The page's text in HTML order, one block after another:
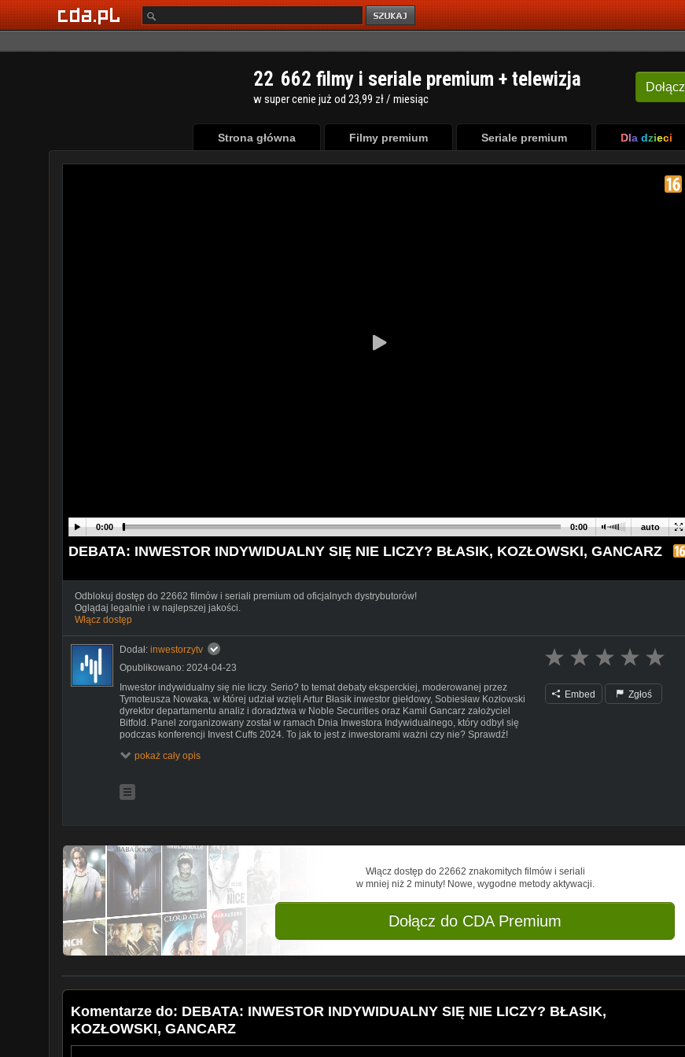
Dołącz
22 662 filmy i seriale premium + telewizja
w super cenie już od 23,99 zł / miesiąc
Strona główna Filmy premium Seriale premium Dla dzieci
auto
0:00 0:00
DEBATA: INWESTOR INDYWIDUALNY SIĘ NIE LICZY? BŁASIK, KOZŁOWSKI, GANCARZ
Odblokuj dostęp do 22662 filmów i seriali premium od oficjalnych dystrybutorów!
Oglądaj legalnie i w najlepszej jakości.
Włącz dostęp
Dodał: inwestorzytv
Opublikowano: 2024-04-23
Inwestor indywidualny się nie liczy. Serio? to temat debaty eksperckiej, moderowanej przez
Tymoteusza Nowaka, w której udział wzięli Artur Błasik inwestor giełdowy, Sobiesław Kozłowski
dyrektor departamentu analiz i doradztwa w Noble Securities oraz Kamil Gancarz założyciel
Bitfold. Panel zorganizowany został w ramach Dnia Inwestora Indywidualnego, który odbył się
podczas konferencji Invest Cuffs 2024. To jak to jest z inwestorami ważni czy nie? Sprawdź!
Nie przegap żadnego materiału inwestorzy.tv:
Bądź ze wszystkim na bieżąco, obserwuj nasze media społecznościowe:
#inwestorzytv #debata #inwestor
pokaż cały opis
Embed Zgłoś
Włącz dostęp do 22662 znakomitych filmów i seriali
w mniej niż 2 minuty! Nowe, wygodne metody aktywacji.
Dołącz do CDA Premium
Komentarze do: DEBATA: INWESTOR INDYWIDUALNY SIĘ NIE LICZY? BŁASIK,
KOZŁOWSKI, GANCARZ